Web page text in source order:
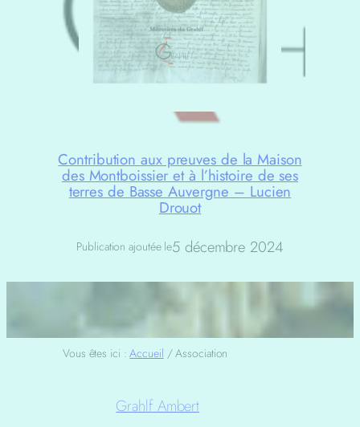
Contribution aux preuves de la Maison
des Montboissier et à l’histoire de ses
terres de Basse Auvergne – Lucien
Drouot
Publication ajoutée le5 décembre 2024
Vous êtes ici :Accueil /Association
Grahlf Ambert